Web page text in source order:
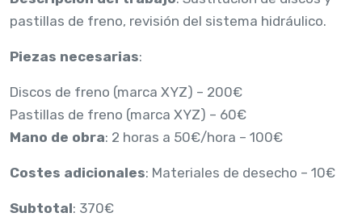
pastillas de freno, revisión del sistema hidráulico.
Piezas necesarias:
Discos de freno (marca XYZ) – 200€
Pastillas de freno (marca XYZ) – 60€
Mano de obra: 2 horas a 50€/hora – 100€
Costes adicionales: Materiales de desecho – 10€
Subtotal: 370€